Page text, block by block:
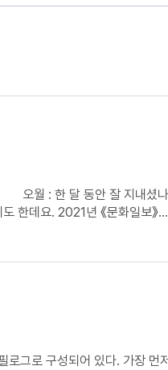
한데요. 2021년 《문화일보》